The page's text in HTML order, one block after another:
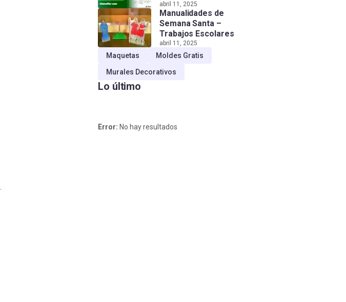
abril 11, 2025
Manualidades de
Semana Santa –
Trabajos Escolares
abril 11, 2025
Maquetas
Moldes Gratis
Murales Decorativos
Lo último
Error: No hay resultados